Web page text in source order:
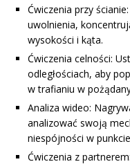
Ćwiczenia przy
uwolnienia,
wysokości i kąta.
Ćwiczenia celności:
odległościach, aby
w trafianiu w
Analiza wideo:
analizować swoją
niespójności w
Ćwiczenia z